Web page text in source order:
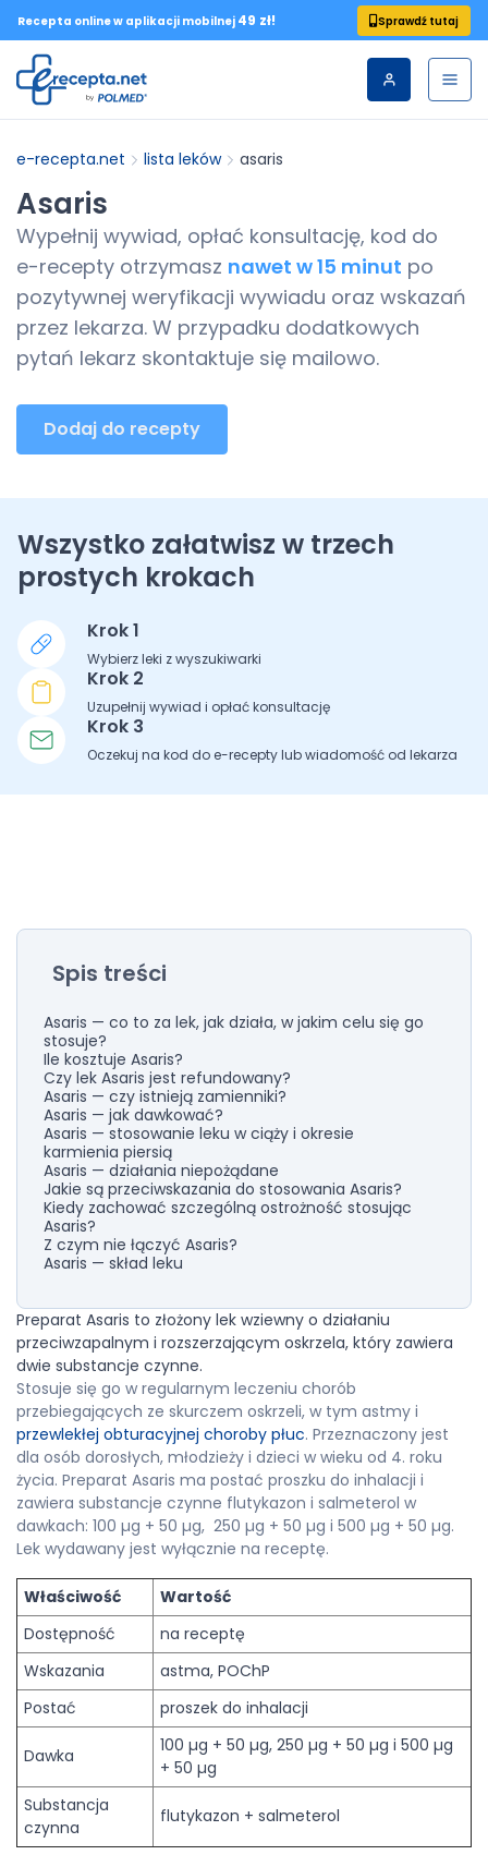
Recepta online w aplikacji mobilnej 49 zł! Sprawdź tutaj
e-recepta.net lista leków asaris
Asaris
Wypełnij wywiad, opłać konsultację, kod do
e-recepty otrzymasz nawet w 15 minut po
pozytywnej weryfikacji wywiadu oraz wskazań
przez lekarza. W przypadku dodatkowych
pytań lekarz skontaktuje się mailowo.
Dodaj do recepty
Wszystko załatwisz w trzech
prostych krokach
Krok 1
Wybierz leki z wyszukiwarki
Krok 2
Uzupełnij wywiad i opłać konsultację
Krok 3
Oczekuj na kod do e-recepty lub wiadomość od lekarza
Preparat Asaris to złożony lek wziewny o działaniu
przeciwzapalnym i rozszerzającym oskrzela, który zawiera
dwie substancje czynne.
Stosuje się go w regularnym leczeniu chorób
przebiegających ze skurczem oskrzeli, w tym astmy i
przewlekłej obturacyjnej choroby płuc. Przeznaczony jest
dla osób dorosłych, młodzieży i dzieci w wieku od 4. roku
życia. Preparat Asaris ma postać proszku do inhalacji i
zawiera substancje czynne flutykazon i salmeterol w
dawkach: 100 µg + 50 µg, 250 µg + 50 µg i 500 µg + 50 µg.
Lek wydawany jest wyłącznie na receptę.
Właściwość
Wartość
Dostępność
na receptę
Wskazania
astma, POChP
Postać
proszek do inhalacji
Dawka
100 µg + 50 µg, 250 µg + 50 µg i 500 µg
+ 50 µg
Substancja
czynna
flutykazon + salmeterol
Spis treści
Asaris — co to za lek, jak działa, w jakim celu się go
stosuje?
Ile kosztuje Asaris?
Czy lek Asaris jest refundowany?
Asaris — czy istnieją zamienniki?
Asaris — jak dawkować?
Asaris — stosowanie leku w ciąży i okresie
karmienia piersią
Asaris — działania niepożądane
Jakie są przeciwskazania do stosowania Asaris?
Kiedy zachować szczególną ostrożność stosując
Asaris?
Z czym nie łączyć Asaris?
Asaris — skład leku